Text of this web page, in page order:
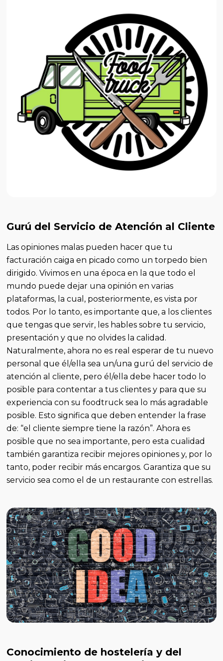
Gurú del Servicio de Atención al Cliente
Las opiniones malas pueden hacer que tu
facturación caiga en picado como un torpedo bien
dirigido. Vivimos en una época en la que todo el
mundo puede dejar una opinión en varias
plataformas, la cual, posteriormente, es vista por
todos. Por lo tanto, es importante que, a los clientes
que tengas que servir, les hables sobre tu servicio,
presentación y que no olvides la calidad.
Naturalmente, ahora no es real esperar de tu nuevo
personal que él/ella sea un/una gurú del servicio de
atención al cliente, pero él/ella debe hacer todo lo
posible para contentar a tus clientes y para que su
experiencia con su foodtruck sea lo más agradable
posible. Esto significa que deben entender la frase
de: “el cliente siempre tiene la razón”. Ahora es
posible que no sea importante, pero esta cualidad
también garantiza recibir mejores opiniones y, por lo
tanto, poder recibir más encargos. Garantiza que su
servicio sea como el de un restaurante con estrellas.
Conocimiento de hostelería y del